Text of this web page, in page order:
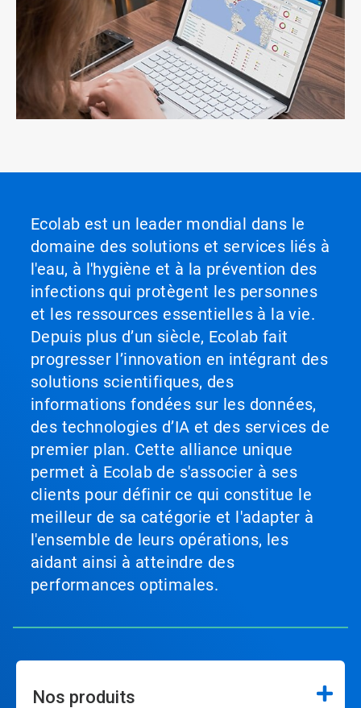
Ecolab est un leader mondial dans le
domaine des solutions et services liés à
l'eau, à l'hygiène et à la prévention des
infections qui protègent les personnes
et les ressources essentielles à la vie.
Depuis plus d’un siècle, Ecolab fait
progresser l’innovation en intégrant des
solutions scientifiques, des
informations fondées sur les données,
des technologies d’IA et des services de
premier plan. Cette alliance unique
permet à Ecolab de s'associer à ses
clients pour définir ce qui constitue le
meilleur de sa catégorie et l'adapter à
l'ensemble de leurs opérations, les
aidant ainsi à atteindre des
performances optimales.
Nos produits